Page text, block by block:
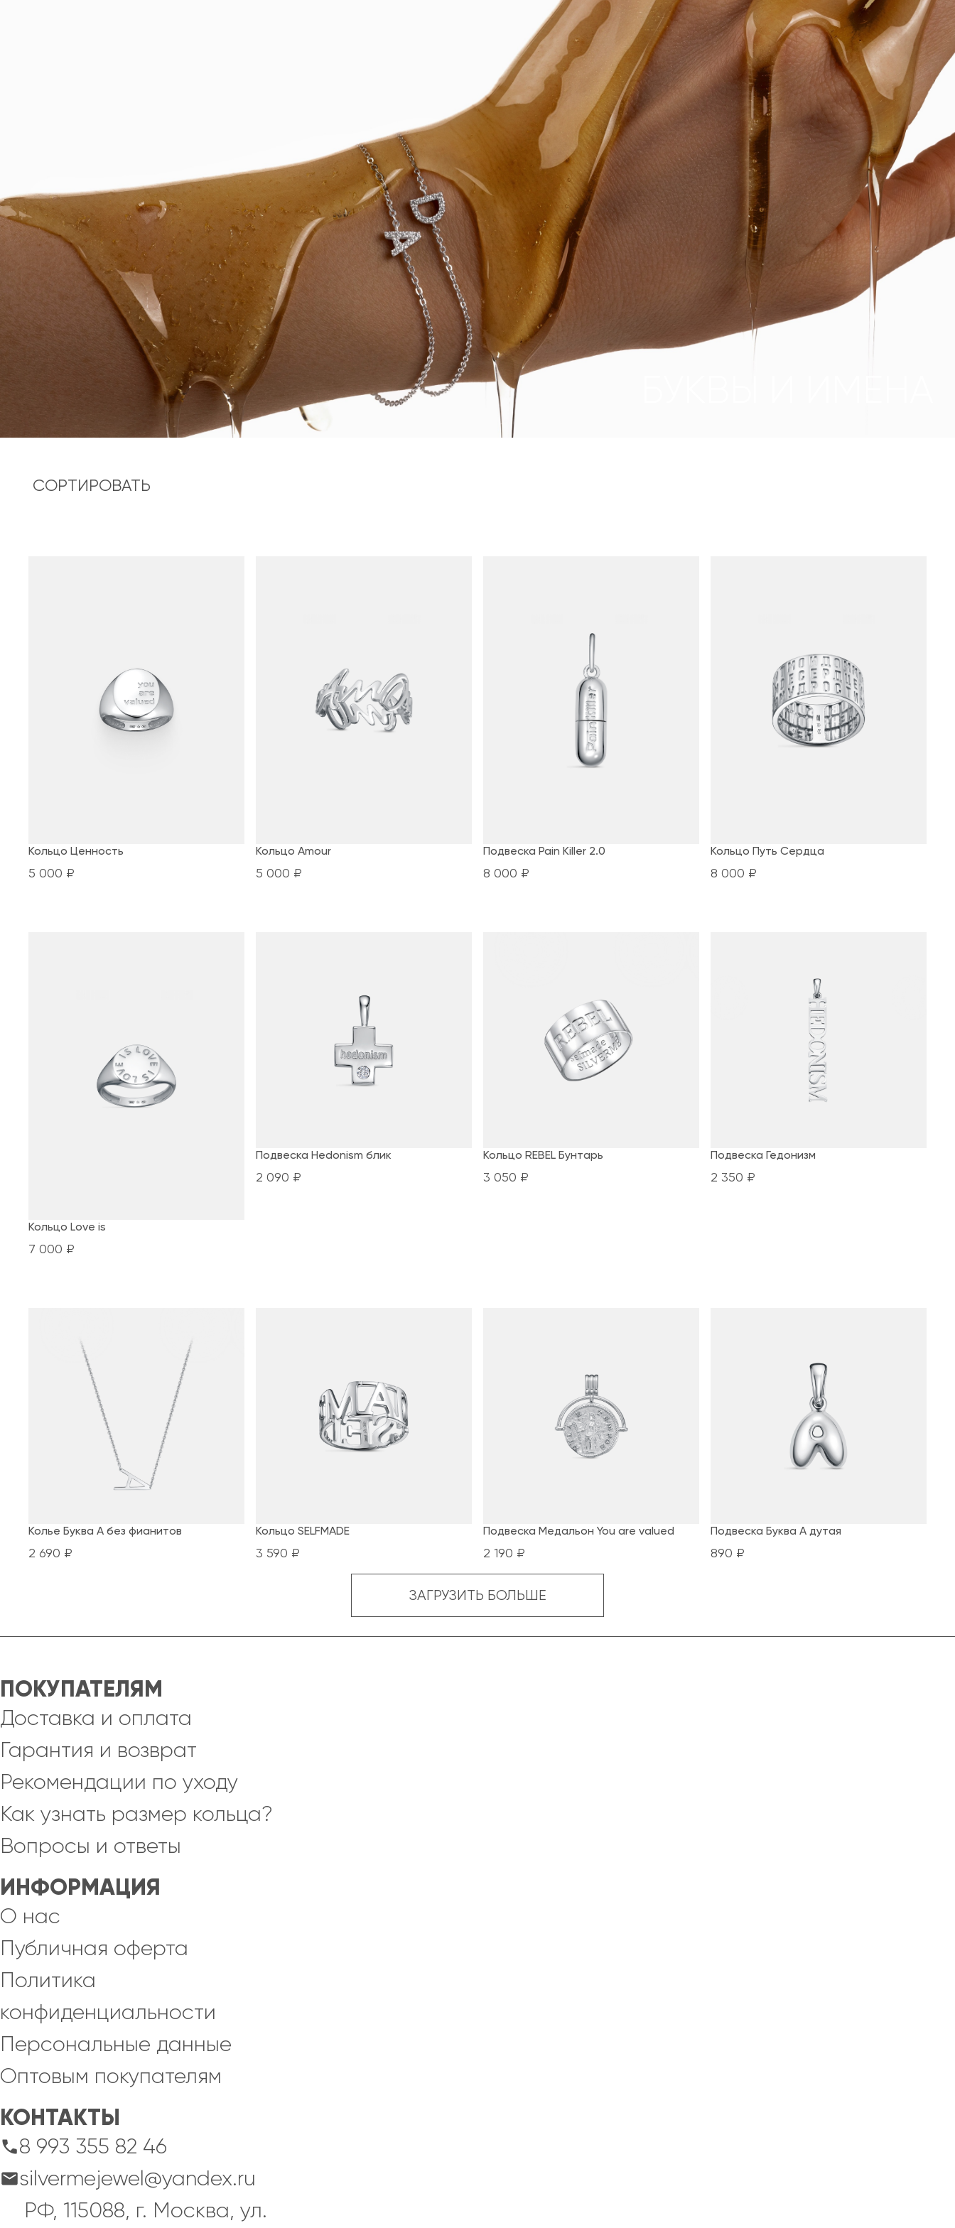
СОРТИРОВАТЬ
Кольцо Ценность
5 000 ₽
Кольцо Amour
5 000 ₽
Подвеска Pain Killer 2.0
8 000 ₽
Кольцо Путь Сердца
8 000 ₽
Кольцо Love is
7 000 ₽
Подвеска Hedonism блик
2 090 ₽
Кольцо REBEL Бунтарь
3 050 ₽
Подвеска Гедонизм
2 350 ₽
Колье Буква А без фианитов
2 690 ₽
Кольцо SELFMADE
3 590 ₽
Подвеска Медальон You are valued
2 190 ₽
Подвеска Буква А дутая
890 ₽
ЗАГРУЗИТЬ БОЛЬШЕ
ПОКУПАТЕЛЯМ
Доставка и оплата
Гарантия и возврат
Рекомендации по уходу
Как узнать размер кольца?
Вопросы и ответы
ИНФОРМАЦИЯ
О нас
Публичная оферта
Политика
конфиденциальности
Персональные данные
Оптовым покупателям
КОНТАКТЫ
8 993 355 82 46
silvermejewel@yandex.ru
РФ, 115088, г. Москва, ул.